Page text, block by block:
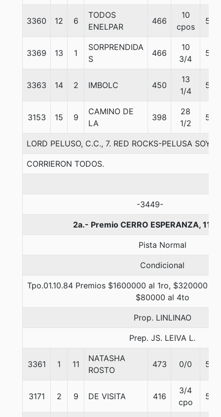
3360 12 6
TODOS
ENELPAR
466
10
cpos
56
3369 13 1
SORPRENDIDA
S
466
10
3/4
56
3363 14 2 IMBOLC 450
13
1/4
56
3153 15 9
CAMINO DE
LA
398
28
1/2
56
LORD PELUSO, C.C., 7. RED ROCKS-PELUSA SOY-
CORRIERON TODOS.
-3449-
2a.- Premio CERRO ESPERANZA,
Pista Normal
Condicional
Tpo.01.10.84 Premios $1600000 al 1ro, $320000
$80000 al 4to
Prop. LINLINAO
Prep. JS. LEIVA L.
3361 1 11
NATASHA
ROSTO
473 0/0 55
3171 2 9 DE VISITA 416
3/4
cpo
55